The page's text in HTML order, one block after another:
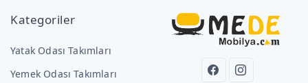
Kategoriler
Yatak Odası Takımları
Yemek Odası Takımları